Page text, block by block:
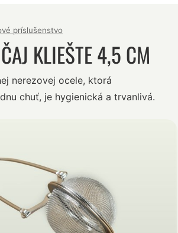
príslušenstvo
KLIEŠTE 4,5 CM
nerezovej ocele, ktorá
chuť, je hygienická a trvanlivá.